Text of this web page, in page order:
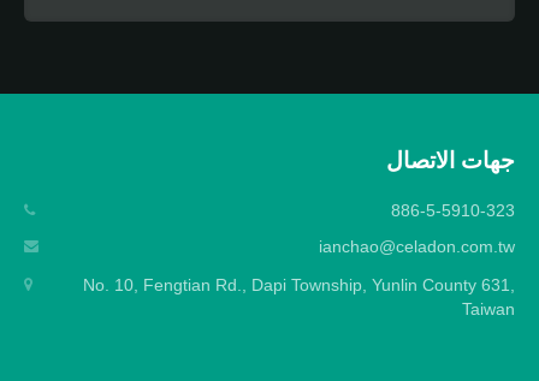
جهات الاتصال
886-5-5910-323
ianchao@celadon.com.tw
No. 10, Fengtian Rd., Dapi Township, Yunlin County 631,
Taiwan